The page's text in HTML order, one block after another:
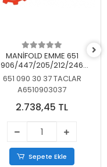
MANİFOLD EMME 651
906/447/205/212/246
KELEBEKSİZ
651 090 30 37 TACLAR
A6510903037
2.738,45 TL
Sepete Ekle